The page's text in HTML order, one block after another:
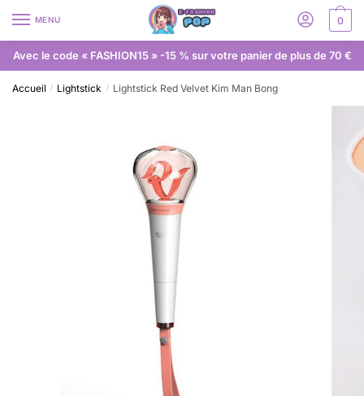
MENU 0
Avec le code « FASHION15 » -15 % sur votre panier de plus de 70 €
Accueil / Lightstick / Lightstick Red Velvet Kim Man Bong